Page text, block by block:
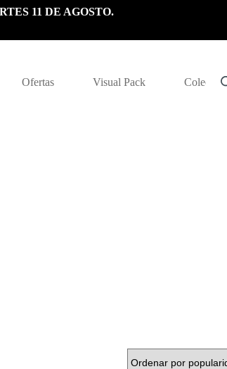
11 DE AGOSTO.
Ofertas Visual Pack